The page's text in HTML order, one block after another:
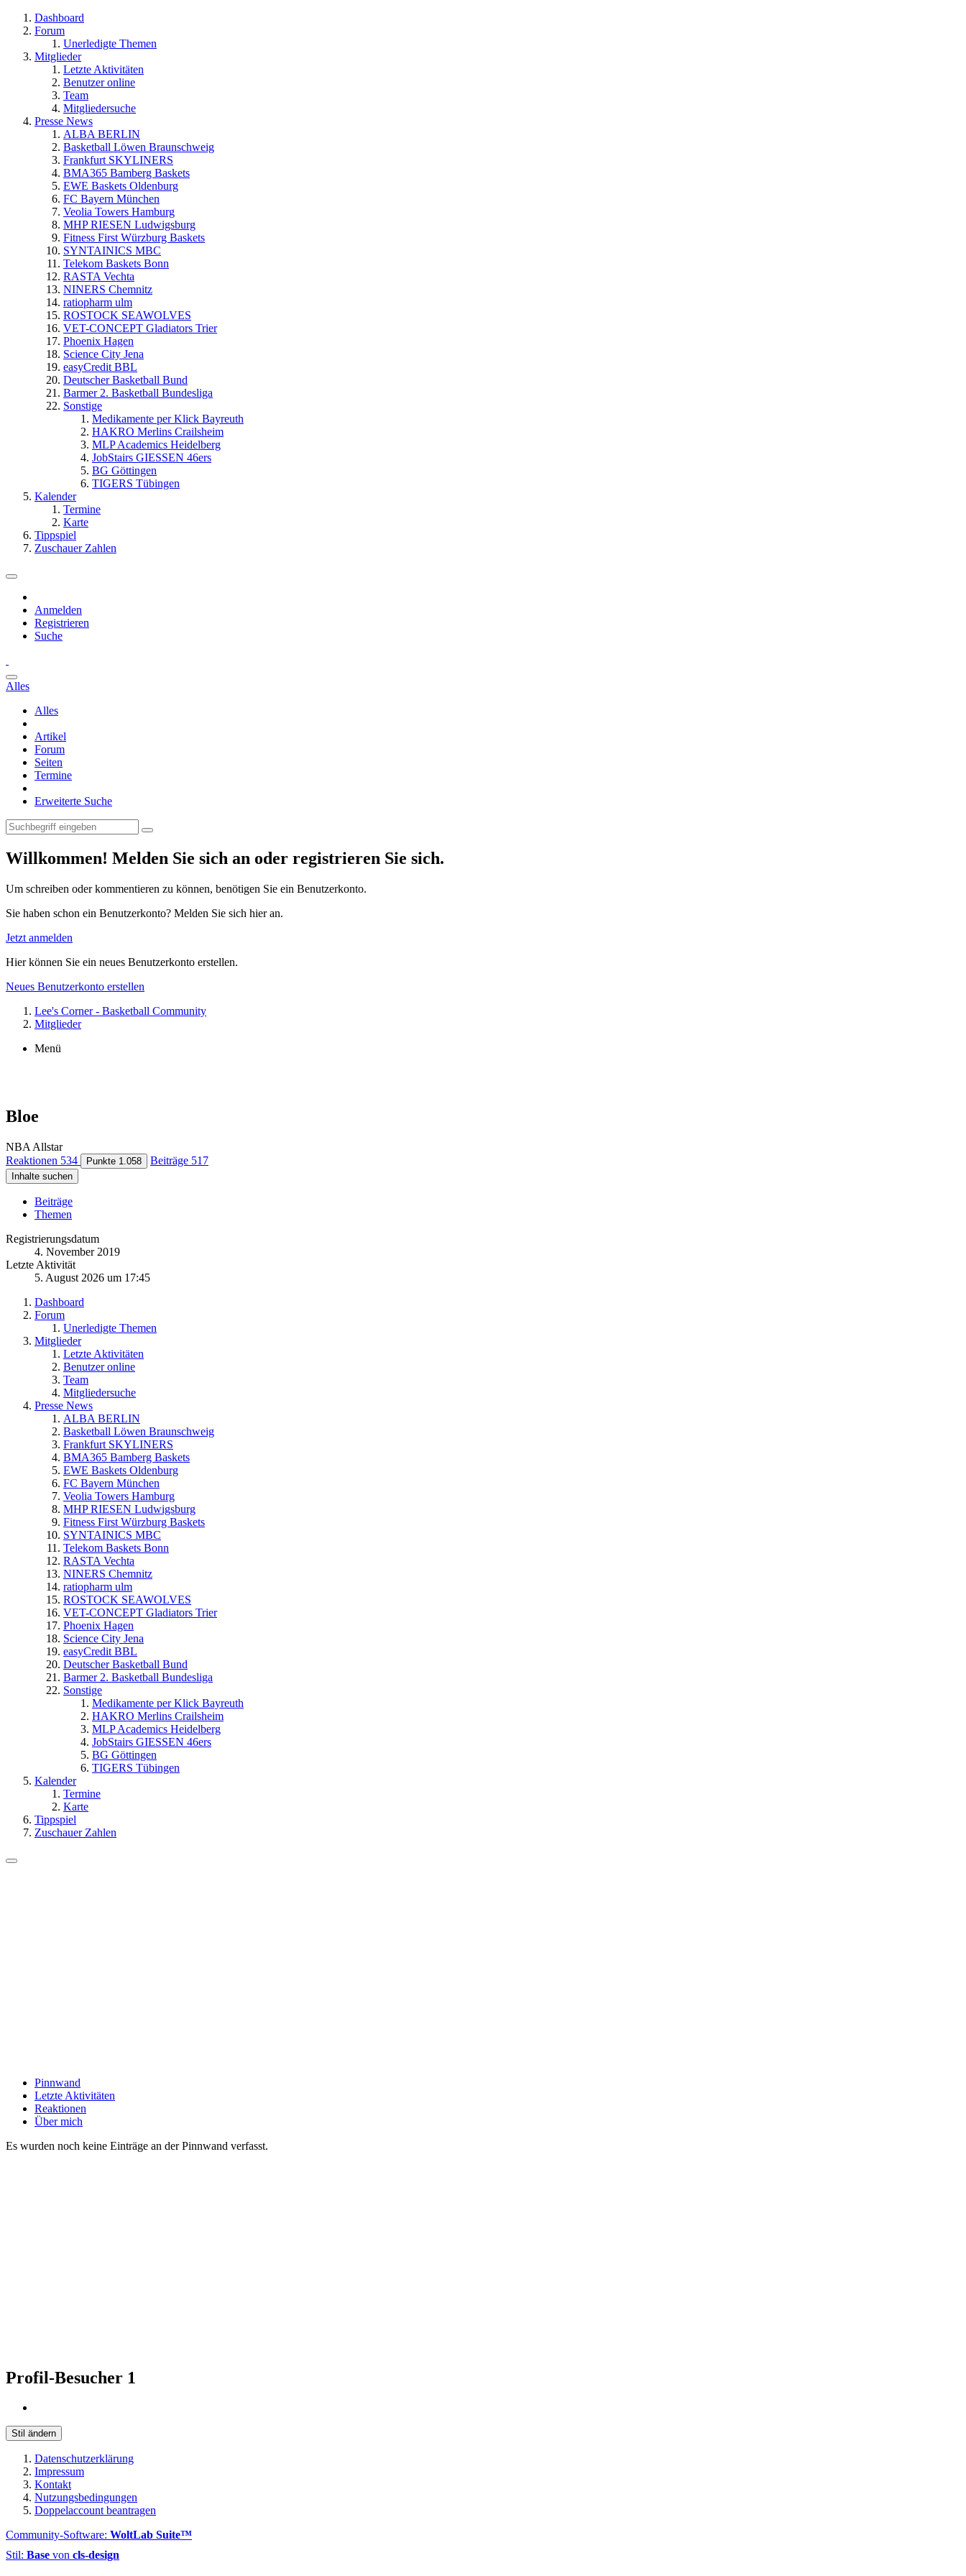
Dashboard
Forum
Unerledigte Themen
Mitglieder
Letzte Aktivitäten
Benutzer online
Team
Mitgliedersuche
Presse News
ALBA BERLIN
Basketball Löwen Braunschweig
Frankfurt SKYLINERS
BMA365 Bamberg Baskets
EWE Baskets Oldenburg
FC Bayern München
Veolia Towers Hamburg
MHP RIESEN Ludwigsburg
Fitness First Würzburg Baskets
SYNTAINICS MBC
Telekom Baskets Bonn
RASTA Vechta
NINERS Chemnitz
ratiopharm ulm
ROSTOCK SEAWOLVES
VET-CONCEPT Gladiators Trier
Phoenix Hagen
Science City Jena
easyCredit BBL
Deutscher Basketball Bund
Barmer 2. Basketball Bundesliga
Sonstige
Medikamente per Klick Bayreuth
HAKRO Merlins Crailsheim
MLP Academics Heidelberg
JobStairs GIESSEN 46ers
BG Göttingen
TIGERS Tübingen
Kalender
Termine
Karte
Tippspiel
Zuschauer Zahlen
Anmelden
Registrieren
Suche
Alles
Alles
Artikel
Forum
Seiten
Termine
Erweiterte Suche
Willkommen! Melden Sie sich an oder registrieren Sie sich.
Um schreiben oder kommentieren zu können, benötigen Sie ein Benutzerkonto.
Sie haben schon ein Benutzerkonto? Melden Sie sich hier an.
Jetzt anmelden
Hier können Sie ein neues Benutzerkonto erstellen.
Neues Benutzerkonto erstellen
Lee's Corner - Basketball Community
Mitglieder
Menü
Bloe
NBA Allstar
Reaktionen 534 Punkte 1.058 Beiträge 517
Inhalte suchen
Beiträge
Themen
Registrierungsdatum
4. November 2019
Letzte Aktivität
5. August 2026 um 17:45
Dashboard
Forum
Unerledigte Themen
Mitglieder
Letzte Aktivitäten
Benutzer online
Team
Mitgliedersuche
Presse News
ALBA BERLIN
Basketball Löwen Braunschweig
Frankfurt SKYLINERS
BMA365 Bamberg Baskets
EWE Baskets Oldenburg
FC Bayern München
Veolia Towers Hamburg
MHP RIESEN Ludwigsburg
Fitness First Würzburg Baskets
SYNTAINICS MBC
Telekom Baskets Bonn
RASTA Vechta
NINERS Chemnitz
ratiopharm ulm
ROSTOCK SEAWOLVES
VET-CONCEPT Gladiators Trier
Phoenix Hagen
Science City Jena
easyCredit BBL
Deutscher Basketball Bund
Barmer 2. Basketball Bundesliga
Sonstige
Medikamente per Klick Bayreuth
HAKRO Merlins Crailsheim
MLP Academics Heidelberg
JobStairs GIESSEN 46ers
BG Göttingen
TIGERS Tübingen
Kalender
Termine
Karte
Tippspiel
Zuschauer Zahlen
Pinnwand
Letzte Aktivitäten
Reaktionen
Über mich
Es wurden noch keine Einträge an der Pinnwand verfasst.
Profil-Besucher 1
Stil ändern
Datenschutzerklärung
Impressum
Kontakt
Nutzungsbedingungen
Doppelaccount beantragen
Community-Software: WoltLab Suite™
Stil: Base von cls-design